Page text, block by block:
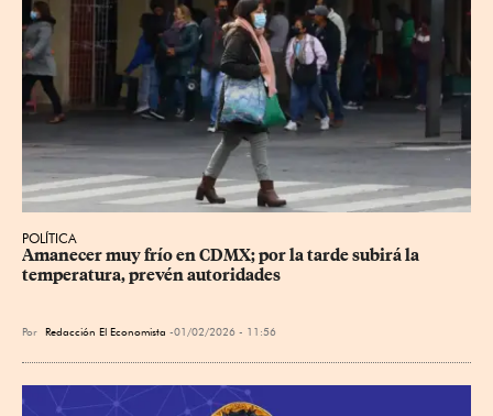
POLÍTICA
Amanecer muy frío en CDMX; por la tarde subirá la
temperatura, prevén autoridades
Por Redacción El Economista 01/02/2026 - 11:56